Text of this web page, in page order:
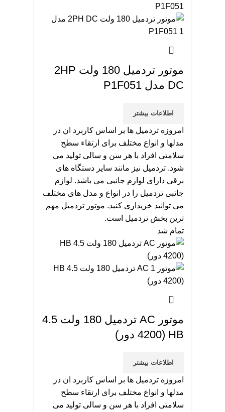
موتور تردمیل 180 ولت 2HP
DC مدل P1F051
اطلاعات بیشتر
امروزه تردمیل ها بر اساس کاربرد ان در
مدلها و انواع مختلف برای ارتقاء سطح
سلامتی افراد با هر سن و سالی تولید می
شود. تردمیل نیز مانند سایر دستگاه های
برقی دارای لوازم جانبی می باشد. لوازم
جانبی تردمیل را در انواع و مدل های مختلف
می توانید خریداری کنید. موتور تردمیل مهم
ترین بخش تردمیل است.
تمام شد
موتور AC تردمیل 180 ولت 4.5
HB (4200 دور)
اطلاعات بیشتر
امروزه تردمیل ها بر اساس کاربرد ان در
مدلها و انواع مختلف برای ارتقاء سطح
سلامتی افراد با هر سن و سالی تولید می